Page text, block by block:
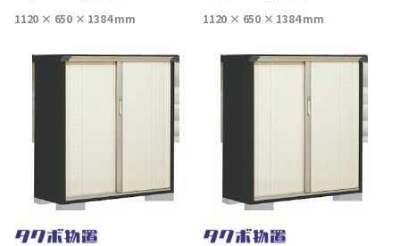
1120 × 650 × 1384 mm 1120 × 650 × 1384 mm